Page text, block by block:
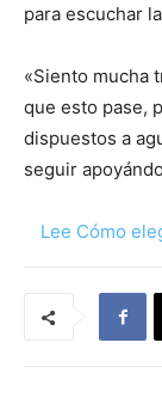
para escuchar
«Siento mucha
que esto pase,
dispuestos a
seguir
Lee Cómo